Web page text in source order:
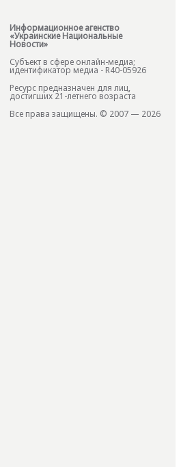
Информационное агенство
«Украинские Национальные
Новости»
Субъект в сфере онлайн-медиа;
идентификатор медиа - R40-05926
Ресурс предназначен для лиц,
достигших 21-летнего возраста
Все права защищены. © 2007 — 2026